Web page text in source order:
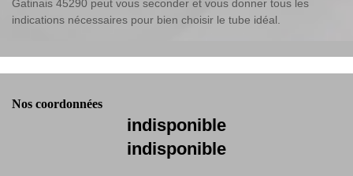
Gatinais 45290 peut vous seconder et vous donner tous les
indications nécessaires pour bien choisir le tube idéal.
Nos coordonnées
indisponible
indisponible